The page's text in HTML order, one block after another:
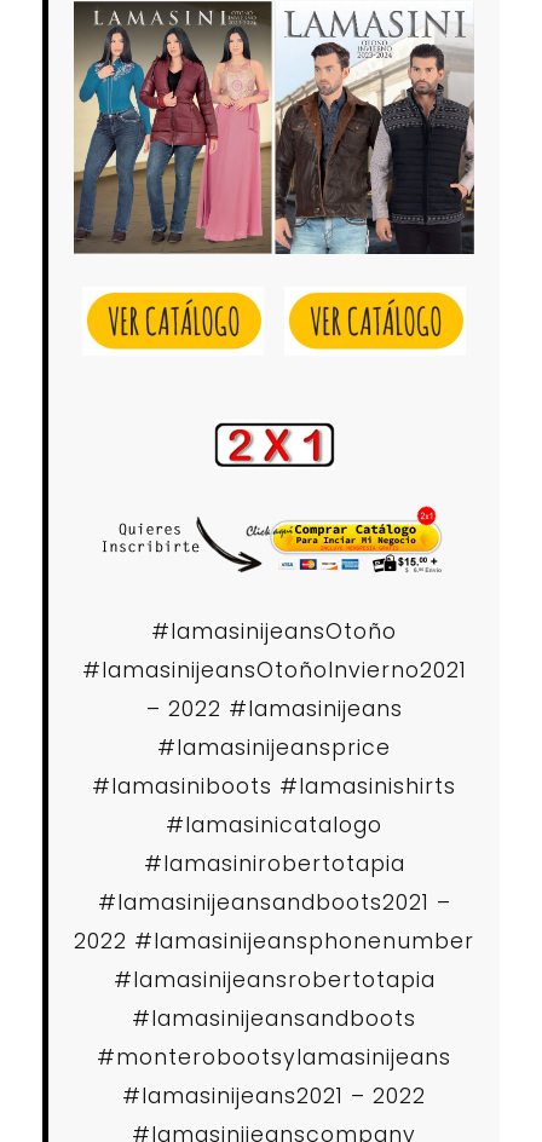
#lamasinijeansOtoño
#lamasinijeansOtoñoInvierno2021
– 2022 #lamasinijeans
#lamasinijeansprice
#lamasiniboots #lamasinishirts
#lamasinicatalogo
#lamasinirobertotapia
#lamasinijeansandboots2021 –
2022 #lamasinijeansphonenumber
#lamasinijeansrobertotapia
#lamasinijeansandboots
#monterobootsylamasinijeans
#lamasinijeans2021 – 2022
#lamasinijeanscompany